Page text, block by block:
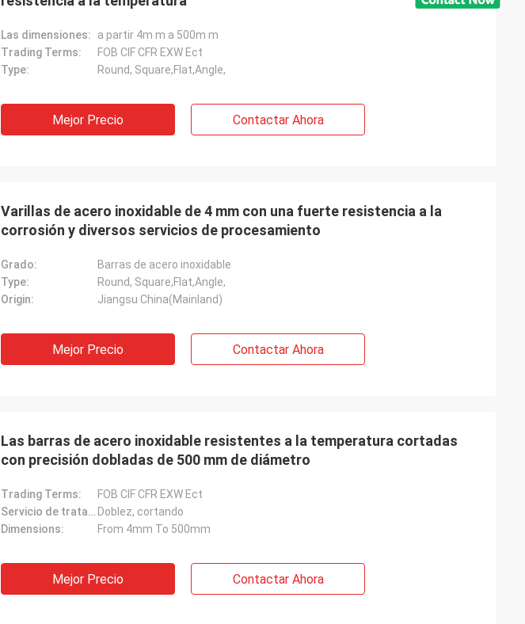
Las dimensiones:
a partir 4m m a 500m m
Trading Terms:
FOB CIF CFR EXW Ect
Type:
Round, Square,Flat,Angle,
Mejor Precio Contactar Ahora
Varillas de acero inoxidable de 4 mm con una fuerte resistencia a la
corrosión y diversos servicios de procesamiento
Grado:
Barras de acero inoxidable
Type:
Round, Square,Flat,Angle,
Origin:
Jiangsu China(Mainland)
Mejor Precio Contactar Ahora
Las barras de acero inoxidable resistentes a la temperatura cortadas
con precisión dobladas de 500 mm de diámetro
Trading Terms:
FOB CIF CFR EXW Ect
Servicio de tratamiento: Doblez, cortando
Dimensions:
From 4mm To 500mm
Mejor Precio Contactar Ahora